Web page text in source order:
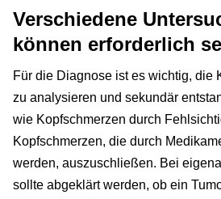
Verschiedene
können erforderlich
Für die Diagnose ist es wichtig, die
zu analysieren und sekundär
wie Kopfschmerzen durch
Kopfschmerzen, die durch
werden, auszuschließen. Bei
sollte abgeklärt werden, ob ein